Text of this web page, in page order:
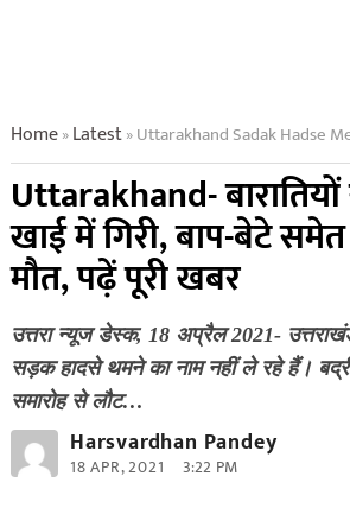
Home»Latest»Uttarakhand Sadak Hadse
Uttarakhand-
खाई में गिरी, बाप-बेटे
मौत, पढ़ें पूरी खबर
उत्तरा न्यूज डेस्क, 18 अप्रैल 2021-
सड़क हादसे थमने का नाम नहीं ले रहे हैं।
समारोह से लौट…
Harsvardhan Pandey
18 APR, 2021 3:22 PM